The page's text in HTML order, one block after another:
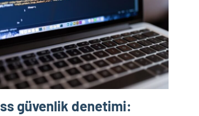
güvenlik denetimi: